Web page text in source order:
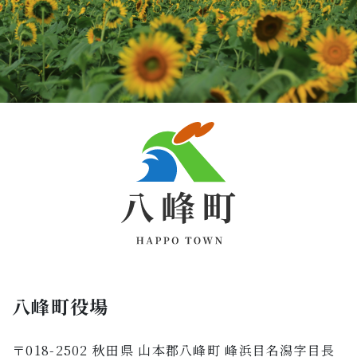
八峰町役場
〒018-2502 秋田県 山本郡八峰町 峰浜目名潟字目長